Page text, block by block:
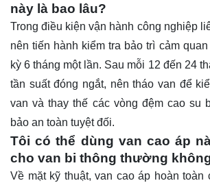
này là bao lâu?
Trong điều kiện vận hành công nghiệp
nên tiến hành kiểm tra bảo trì cảm
kỳ 6 tháng một lần. Sau mỗi 12 đến 24
tần suất đóng ngắt, nên tháo van để
van và thay thế các vòng đệm cao su
bảo an toàn tuyệt đối.
Tôi có thể dùng van cao áp
cho van bi thông thường
Về mặt kỹ thuật, van cao áp hoàn toàn